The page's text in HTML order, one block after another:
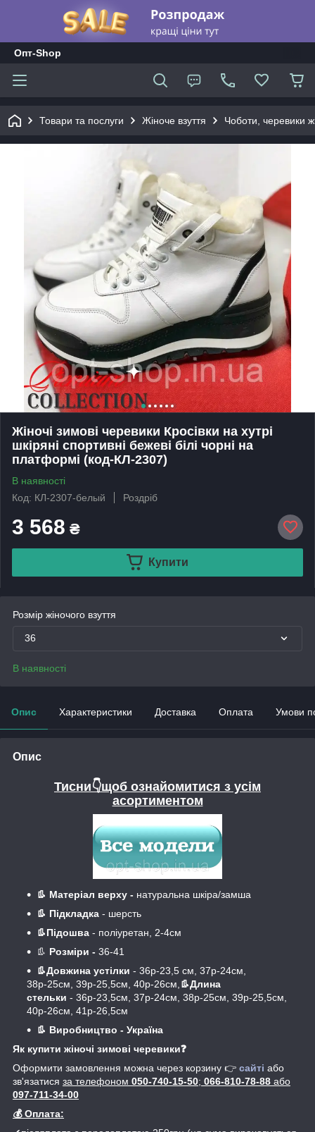
Опт-Shop
Товари та послуги Жіноче взуття Чоботи, черевики
Жіночі зимові черевики Кросівки на хутрі
шкіряні спортивні бежеві білі чорні на
платформі (код-КЛ-2307)
В наявності
Код: КЛ-2307-белый
Роздріб
3 568 ₴
Купити
Розмір жіночого взуття
36
В наявності
Опис Характеристики Доставка Оплата Умови
Опис
Тисни👇щоб ознайомитися з усім
асортиментом
👢 Матеріал верху - натуральна шкіра/замша
👢 Підкладка - шерсть
👢Підошва - поліуретан, 2-4см
👢 Розміри - 36-41
👢Довжина устілки - 36р-23,5 см, 37р-24см,
38р-25см, 39р-25,5см, 40р-26см, 👢Длина
стельки - 36р-23,5см, 37р-24см, 38р-25см, 39р-25,5см,
40р-26см, 41р-26,5см
👢 Виробництво - Україна
Як купити жіночі зимові черевики❓
Оформити замовлення можна через корзину 👉 сайті або
зв'язатися за телефоном 050-740-15-50; 066-810-78-88 або
097-711-34-00
💰 Оплата: